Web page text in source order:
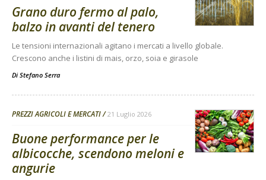
Grano duro fermo al palo,
balzo in avanti del tenero
Le tensioni internazionali agitano i mercati a livello globale.
Crescono anche i listini di mais, orzo, soia e girasole
Di Stefano Serra
PREZZI AGRICOLI E MERCATI 21 Luglio 2026
Buone performance per le
albicocche, scendono meloni e
angurie